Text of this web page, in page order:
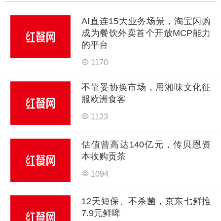
AI直连15大业务场景，淘宝闪购
成为餐饮外卖首个开放MCP能力
的平台
1170
不靠妥协换市场，用湘味文化征
服欧洲食客
1123
估值曾高达140亿元，传贝恩资
本收购贡茶
1094
12天短保、不杀菌，京东七鲜推
7.9元鲜啤